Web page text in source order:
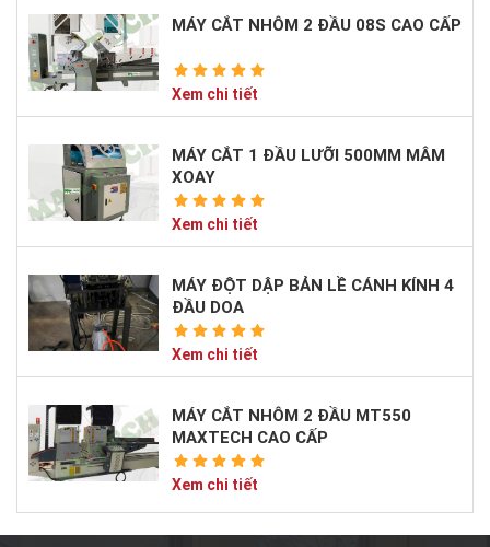
MÁY CẮT NHÔM 2 ĐẦU 08S CAO CẤP
Xem chi tiết
MÁY CẮT 1 ĐẦU LƯỠI 500MM MÂM
XOAY
Xem chi tiết
MÁY ĐỘT DẬP BẢN LỀ CÁNH KÍNH 4
ĐẦU DOA
Xem chi tiết
MÁY CẮT NHÔM 2 ĐẦU MT550
MAXTECH CAO CẤP
Xem chi tiết